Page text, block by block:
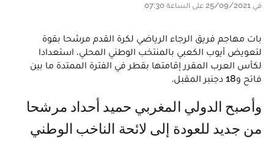
في 25/09/2021 على الساعة 07:30
بات مهاجم فريق الرجاء الرياضي لكرة القدم مرشحا بقوة
لتعويض أيوب الكعبي بالمنتخب الوطني المحلي، استعدادا
لكأس العرب المقرر إقامتها بقطر في الفترة الممتدة ما بين
فاتح و18 دجنبر المقبل.
وأصبح الدولي المغربي حميد أحداد مرشحا
من جديد للعودة إلى لائحة الناخب الوطني